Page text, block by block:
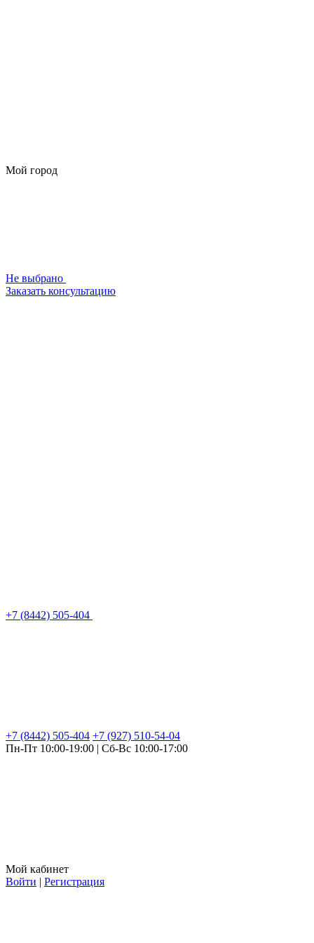
Мой город
Не выбрано
Заказать консультацию
+7 (8442) 505-404
+7 (8442) 505-404 +7 (927) 510-54-04
Пн-Пт 10:00-19:00 | Сб-Вс 10:00-17:00
Мой кабинет
Войти | Регистрация